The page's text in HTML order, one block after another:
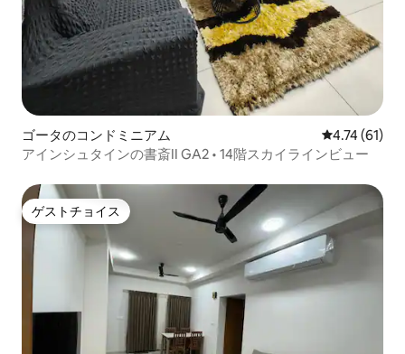
ゴータのコンドミニアム レビュー61
4.74 (61)
アインシュタインの書斎II GA2 • 14階スカイラインビュー
ゲストチョイス
ゲストチョイス